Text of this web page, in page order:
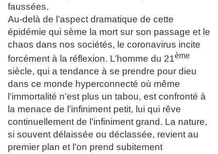
faussées.
Au-delà de l’aspect dramatique de cette
épidémie qui sème la mort sur son passage et le
chaos dans nos sociétés, le coronavirus incite
forcément à la réflexion. L’homme du 21ème
siècle, qui a tendance à se prendre pour dieu
dans ce monde hyperconnecté où même
l’immortalité n’est plus un tabou, est confronté à
la menace de l’infiniment petit, lui qui rêve
continuellement de l’infiniment grand. La nature,
si souvent délaissée ou déclassée, revient au
premier plan et l’on prend subitement